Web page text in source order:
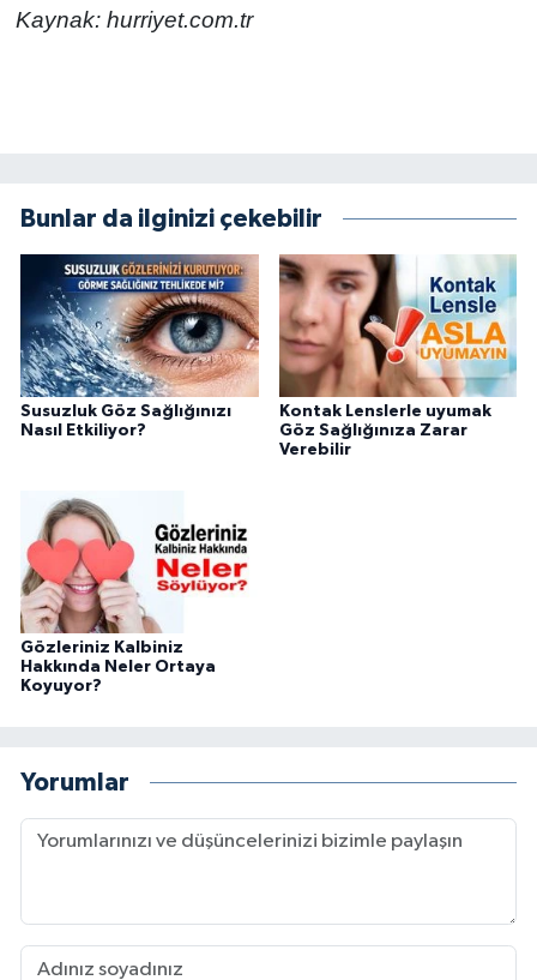
Kaynak: hurriyet.com.tr
Bunlar da ilginizi çekebilir
Susuzluk Göz Sağlığınızı
Nasıl Etkiliyor?
Kontak Lenslerle uyumak
Göz Sağlığınıza Zarar
Verebilir
Gözleriniz Kalbiniz
Hakkında Neler Ortaya
Koyuyor?
Yorumlar